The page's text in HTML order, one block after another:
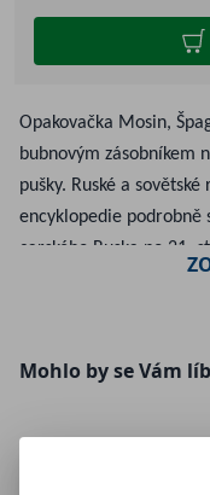
Opakovačka Mosin,
bubnovým zásobníkem
pušky. Ruské a
encyklopedie podrobně
carského Ruska po 21.
Poznejte dopodrobna
Mohlo by se Vám